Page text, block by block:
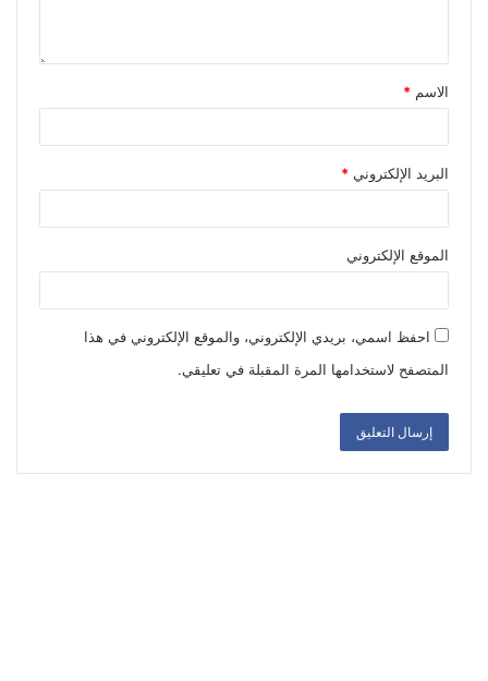
الاسم *
البريد الإلكتروني *
الموقع الإلكتروني
احفظ اسمي، بريدي الإلكتروني، والموقع الإلكتروني في هذا
المتصفح لاستخدامها المرة المقبلة في تعليقي.